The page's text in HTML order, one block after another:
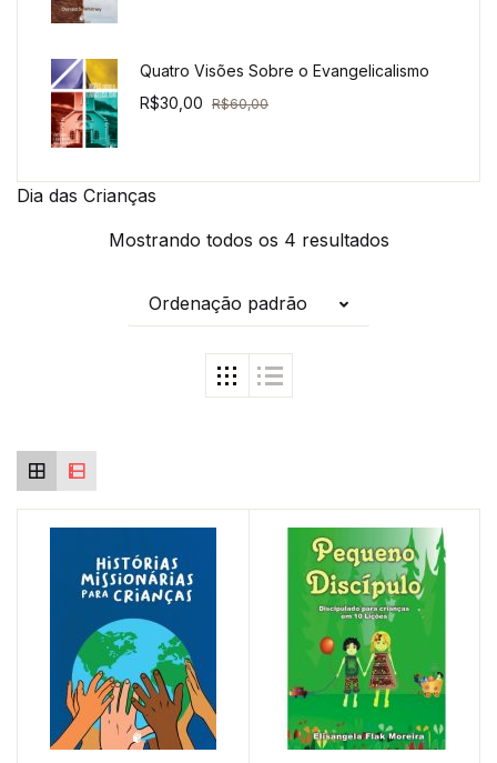
Dia das Crianças
Mostrando todos os 4 resultados
Ordenação padrão
Quatro Visões Sobre o Evangelicalismo
R$30,00 R$60,00